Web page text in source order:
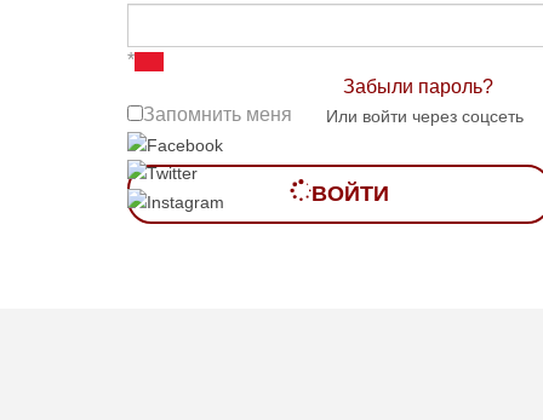
*
Запомнить меня
ВОЙТИ
Забыли пароль?
Или войти через соцсеть